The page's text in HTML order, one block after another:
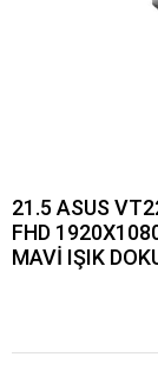
21.5 ASUS
FHD
MAVİ IŞIK